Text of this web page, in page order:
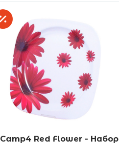
Camp4 Red Flower - Набор